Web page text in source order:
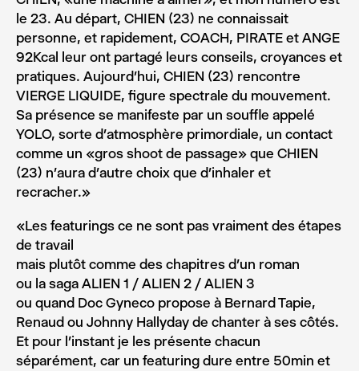
le 23. Au départ, CHIEN (23) ne connaissait
personne, et rapidement, COACH, PIRATE et ANGE
92Kcal leur ont partagé leurs conseils, croyances et
pratiques. Aujourd’hui, CHIEN (23) rencontre
VIERGE LIQUIDE, figure spectrale du mouvement.
Sa présence se manifeste par un souffle appelé
YOLO, sorte d’atmosphère primordiale, un contact
comme un «gros shoot de passage» que CHIEN
(23) n’aura d’autre choix que d’inhaler et
recracher.»
«Les featurings ce ne sont pas vraiment des étapes
de travail
mais plutôt comme des chapitres d’un roman
ou la saga ALIEN 1 / ALIEN 2 / ALIEN 3
ou quand Doc Gyneco propose à Bernard Tapie,
Renaud ou Johnny Hallyday de chanter à ses côtés.
Et pour l’instant je les présente chacun
séparément, car un featuring dure entre 50min et